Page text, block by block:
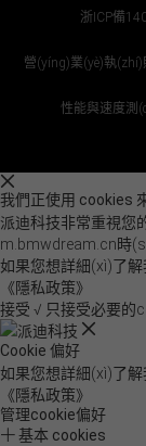
浙ICP備
營(yíng)業(yè)執(zhí)
性能與速度測
我們正使用 cookies
派迪科技非常重視您
m.bmwdream.cn時
如果您想詳細(xì)了
《隱私政策》
接受 √ 只接受必要的
Cookie 偏好
如果您想詳細(xì)了
《隱私政策》
管理cookie偏好
基本 cookies